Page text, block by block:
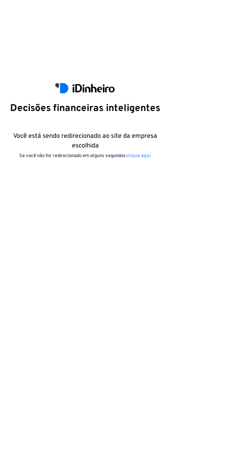
Decisões financeiras inteligentes
Você está sendo redirecionado ao site da empresa
escolhida
Se você não for redirecionado em alguns segundosclique aqui